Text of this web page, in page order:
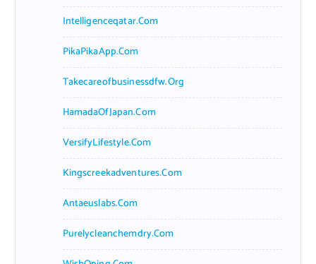
Intelligenceqatar.com
PikaPikaApp.com
Takecareofbusinessdfw.org
HamadaOfJapan.com
VersifyLifestyle.com
Kingscreekadventures.com
Antaeuslabs.com
Purelycleanchemdry.com